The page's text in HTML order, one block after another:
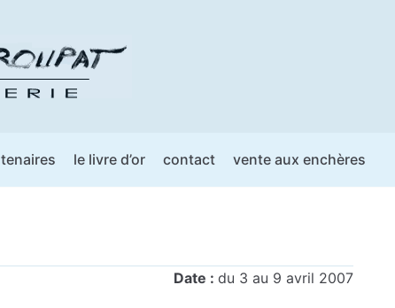
le livre d’or contact vente aux enchères
Date : du 3 au 9 avril 2007